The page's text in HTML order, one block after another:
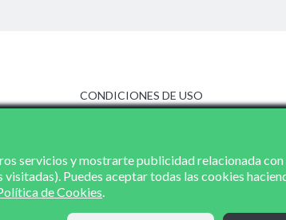
CONDICIONES DE USO
POLÍTICA DE COOKIES
servicios y mostrarte publicidad relacionada con
Puedes aceptar todas las cookies
de Cookies.